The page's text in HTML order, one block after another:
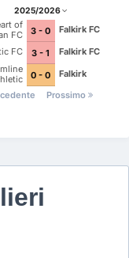
2025/2026
of
FC
3 - 0
Falkirk FC
FC
3 - 1
Falkirk FC
0 - 0
Falkirk
Prossimo